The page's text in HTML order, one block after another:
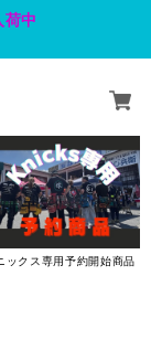
中
ックス専用予約開始商品